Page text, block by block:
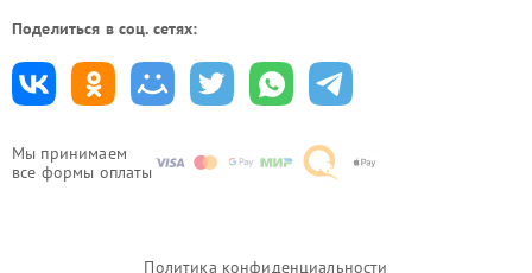
Мы принимаем
все формы оплаты
Поделиться в соц. сетях:
Политика конфиденциальности